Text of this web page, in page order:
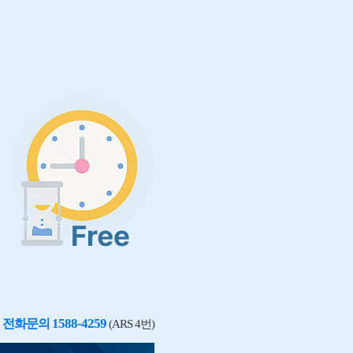
전화문의 1588-4259(ARS 4번)